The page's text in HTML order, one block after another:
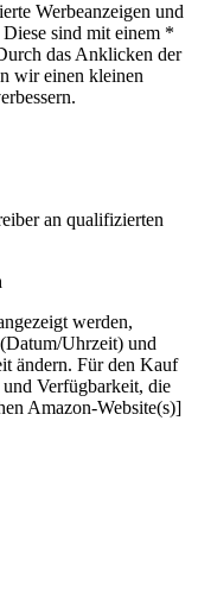
Werbeanzeigen und
sind mit einem *
das Anklicken der
wir einen kleinen
an qualifizierten
werden,
Uhrzeit) und
ändern. Für den Kauf
Verfügbarkeit, die
Amazon-Website(s)]